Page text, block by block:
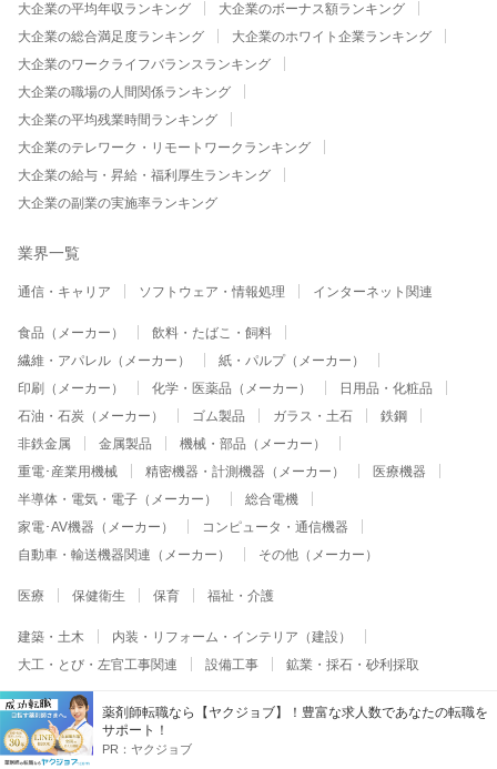
薬剤師転職なら【ヤクジョブ】！豊富な求人数であなたの転職を
サポート！
PR： ヤクジョブ
大企業の平均年収ランキング
大企業のボーナス額ランキング
大企業の総合満足度ランキング
大企業のホワイト企業ランキング
大企業のワークライフバランスランキング
大企業の職場の人間関係ランキング
大企業の平均残業時間ランキング
大企業のテレワーク・リモートワークランキング
大企業の給与・昇給・福利厚生ランキング
大企業の副業の実施率ランキング
業界一覧
通信・キャリア ソフトウェア・情報処理 インターネット関連
食品（メーカー）
飲料・たばこ・飼料
繊維・アパレル（メーカー）
紙・パルプ（メーカー）
印刷（メーカー）
化学・医薬品（メーカー）
日用品・化粧品
石油・石炭（メーカー）
ゴム製品 ガラス・土石
鉄鋼
非鉄金属
金属製品
機械・部品（メーカー）
重電･産業用機械
精密機器・計測機器（メーカー）
医療機器
半導体・電気・電子（メーカー）
総合電機
家電･AV機器（メーカー）
コンピュータ・通信機器
自動車・輸送機器関連（メーカー）
その他（メーカー）
医療 保健衛生 保育 福祉・介護
建築・土木
内装・リフォーム・インテリア（建設）
大工・とび・左官工事関連
設備工事 鉱業・採石・砂利採取
Yahoo!しごとカタログ Yahoo! JAPAN
プライバシーポリシー
ステートメント